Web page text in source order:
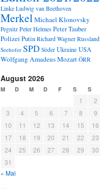
Linke Ludwig van Beethoven
MerkelMichael Klonovsky
Pegnitz Peter HelmesPeter Tauber
PolizeiPutin Richard Wagner Russland
Seehofer SPD Söder Ukraine USA
Wolfgang Amadeus Mozart ÖRR
August 2026
M D M D F S S
1
2
3
4 5 6 7 8
9
10
11 12 13 14 15
16
17
18 19 20 21 22
23
24
25 26 27 28 29
30
31
« Mai